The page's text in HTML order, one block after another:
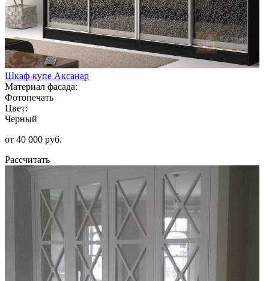
Шкаф-купе Аксанар
Материал фасада:
Фотопечать
Цвет:
Черный
от 40 000 руб.
Рассчитать